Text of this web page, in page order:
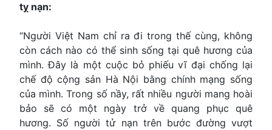
tỵ nạn:
“Người Việt Nam chỉ ra đi trong thế cùng, không
còn cách nào có thể sinh sống tại quê hương của
mình. Ðây là một cuộc bỏ phiếu vĩ đại chống lại
chế độ cộng sản Hà Nội bằng chính mạng sống
của mình. Trong số nầy, rất nhiều người mang hoài
bảo sẽ có một ngày trở về quang phục quê
hương. Số người tử nạn trên bước đường vượt